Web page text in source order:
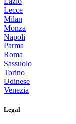
Lecce
Milan
Monza
Napoli
Parma
Roma
Sassuolo
Torino
Udinese
Venezia
Legal